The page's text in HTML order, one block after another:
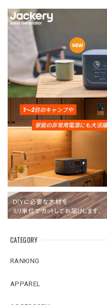
CATEGORY
RANKING
APPAREL